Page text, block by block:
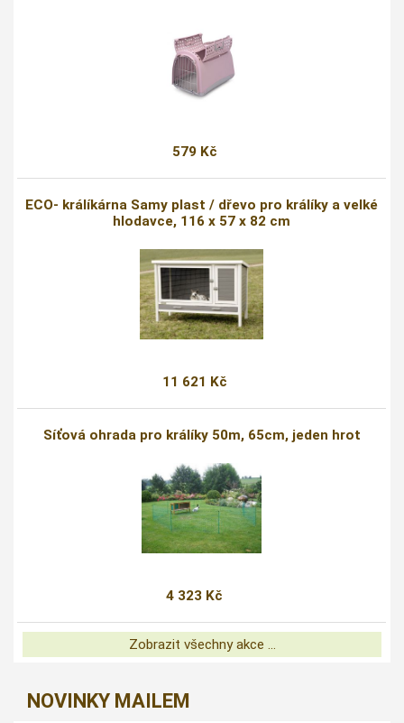
579 Kč
ECO- králíkárna Samy plast / dřevo pro králíky a velké
hlodavce, 116 x 57 x 82 cm
11 621 Kč
Síťová ohrada pro králíky 50m, 65cm, jeden hrot
4 323 Kč
Zobrazit všechny akce ...
NOVINKY MAILEM